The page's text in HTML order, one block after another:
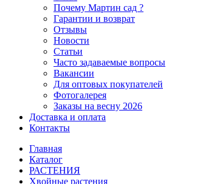
Почему Мартин сад ?
Гарантии и возврат
Отзывы
Новости
Статьи
Часто задаваемые вопросы
Вакансии
Для оптовых покупателей
Фотогалерея
Заказы на весну 2026
Доставка и оплата
Контакты
Главная
Каталог
РАСТЕНИЯ
Хвойные растения